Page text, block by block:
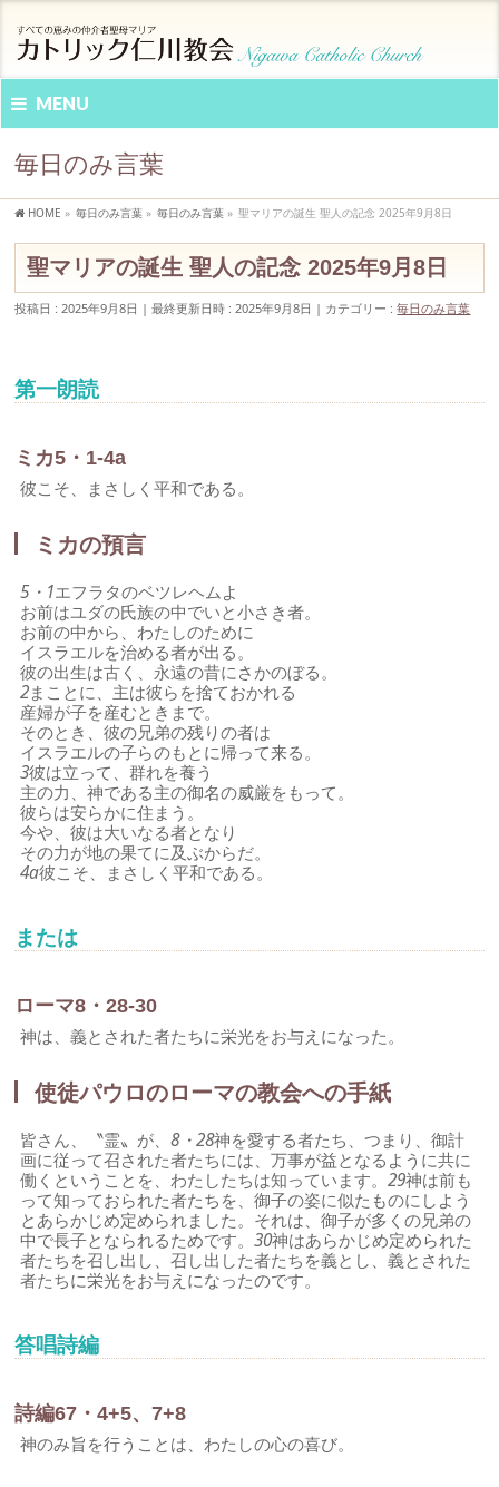
MENU
毎日のみ言葉
HOME » 毎日のみ言葉 » 毎日のみ言葉 » 聖マリアの誕生 聖人の記念 2025年9月8日
聖マリアの誕生 聖人の記念 2025年9月8日
投稿日 : 2025年9月8日 最終更新日時 : 2025年9月8日 カテゴリー :毎日のみ言葉
第一朗読
ミカ5・1-4a
彼こそ、まさしく平和である。
ミカの預言
5・1エフラタのベツレヘムよ
お前はユダの氏族の中でいと小さき者。
お前の中から、わたしのために
イスラエルを治める者が出る。
彼の出生は古く、永遠の昔にさかのぼる。
2まことに、主は彼らを捨ておかれる
産婦が子を産むときまで。
そのとき、彼の兄弟の残りの者は
イスラエルの子らのもとに帰って来る。
3彼は立って、群れを養う
主の力、神である主の御名の威厳をもって。
彼らは安らかに住まう。
今や、彼は大いなる者となり
その力が地の果てに及ぶからだ。
4a彼こそ、まさしく平和である。
または
ローマ8・28-30
神は、義とされた者たちに栄光をお与えになった。
使徒パウロのローマの教会への手紙
皆さん、〝霊〟が、8・28神を愛する者たち、つまり、御計
画に従って召された者たちには、万事が益となるように共に
働くということを、わたしたちは知っています。29神は前も
って知っておられた者たちを、御子の姿に似たものにしよう
とあらかじめ定められました。それは、御子が多くの兄弟の
中で長子となられるためです。30神はあらかじめ定められた
者たちを召し出し、召し出した者たちを義とし、義とされた
者たちに栄光をお与えになったのです。
答唱詩編
詩編67・4+5、7+8
神のみ旨を行うことは、わたしの心の喜び。